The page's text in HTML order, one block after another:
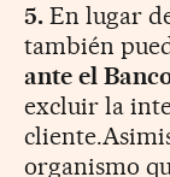
5.En lugar
también
ante el
excluir la
organismo